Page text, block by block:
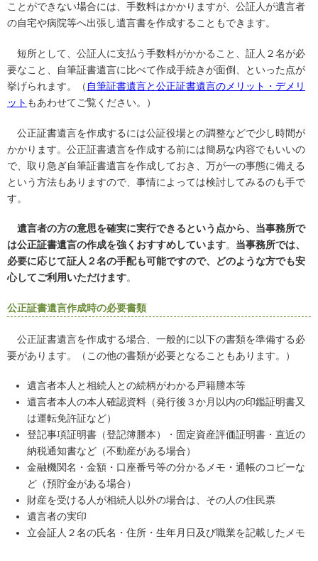
ことができない場合には、手数料はかかりますが、公証人が遺言者
の自宅や病院等へ出張し遺言書を作成することもできます。
短所として、公証人に支払う手数料がかかること、証人２名が必
要なこと、自筆証書遺言に比べて作成手続きが面倒、といった点が
挙げられます。（ 自筆証書遺言と公正証書遺言のメリット・デメリ
ット もあわせてご覧ください。）
公正証書遺言を作成するには公証役場との調整などで少し時間が
かかります。公正証書遺言を作成する前には簡易な内容でもいいの
で、取り急ぎ自筆証書遺言を作成しておき、万が一の事態に備える
という方法もありますので、事情によっては検討してみるのも手で
す。
遺言者の方の意思を確実に実行できるという点から、当事務所で
は公正証書遺言の作成を強くおすすめしています。 当事務所では、
必要に応じて証人２名の手配も可能ですので、どのような方でも安
心してご利用いただけます。
公正証書遺言作成時の必要書類
公正証書遺言を作成する場合、一般的に以下の書類を準備する必
要があります。（この他の書類が必要となることもあります。）
遺言者本人と相続人との続柄がわかる戸籍謄本等
遺言者本人の本人確認資料（発行後３か月以内の印鑑証明書又
は運転免許証など）
登記事項証明書（登記簿謄本）・固定資産評価証明書・直近の
納税通知書など（不動産がある場合）
金融機関名・金額・口座番号等の分かるメモ・通帳のコピーな
ど（預貯金がある場合）
財産を受ける人が相続人以外の場合は、その人の住民票
遺言者の実印
立会証人２名の氏名・住所・生年月日及び職業を記載したメモ